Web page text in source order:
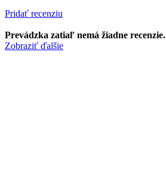
Pridať recenziu
Prevádzka zatiaľ nemá žiadne recenzie.
Zobraziť ďalšie